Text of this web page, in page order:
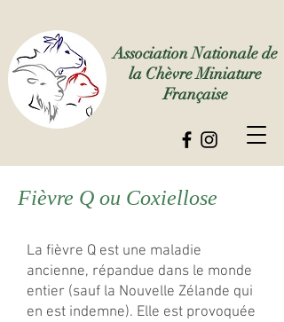
Association Nationale de
la Chèvre Miniature
Française
Fièvre Q ou Coxiellose
La fièvre Q est une maladie
ancienne, répandue dans le monde
entier (sauf la Nouvelle Zélande qui
en est indemne). Elle est provoquée